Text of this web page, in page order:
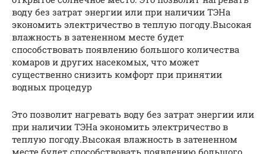
воду без затрат энергии или при наличии ТЭНа
экономить электричество в теплую погоду.Высокая
влажность в затененном месте будет
способствовать появлению большого количества
комаров и других насекомых, что может
существенно снизить комфорт при принятии
водных процедур
Это позволит нагревать воду без затрат энергии или
при наличии ТЭНа экономить электричество в
теплую погоду.Высокая влажность в затененном
месте будет способствовать появлению большого